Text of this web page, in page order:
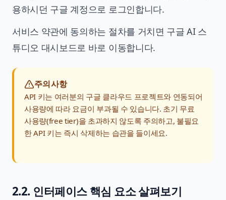
용하시던 구글 계정으로 로그인합니다.
서비스 약관에 동의하는 절차를 거치면 구글 AI 스
튜디오 대시보드로 바로 이동합니다.
주의사항
API 키는 여러분의 구글 클라우드 프로젝트와 연동되어
사용량에 따라 요금이 부과될 수 있습니다. 초기 무료
사용량(free tier)을 초과하지 않도록 주의하고, 불필요
한 API 키는 즉시 삭제하는 습관을 들이세요.
2.2. 인터페이스 핵심 요소 살펴보기